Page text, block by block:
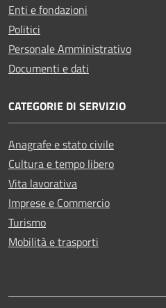
Enti e fondazioni
Politici
Personale Amministrativo
Documenti e dati
CATEGORIE DI SERVIZIO
Anagrafe e stato civile
Cultura e tempo libero
Vita lavorativa
Imprese e Commercio
Turismo
Mobilità e trasporti